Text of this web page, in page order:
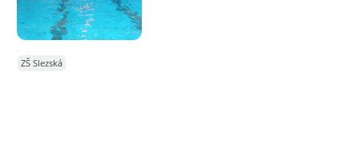
ZŠ Slezská